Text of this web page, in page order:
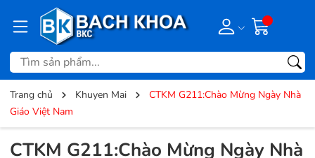
Trang chủ Khuyen Mai
CTKM G211:Chào Mừng Ngày Nhà
Giáo Việt Nam
CTKM G211:Chào Mừng Ngày Nhà